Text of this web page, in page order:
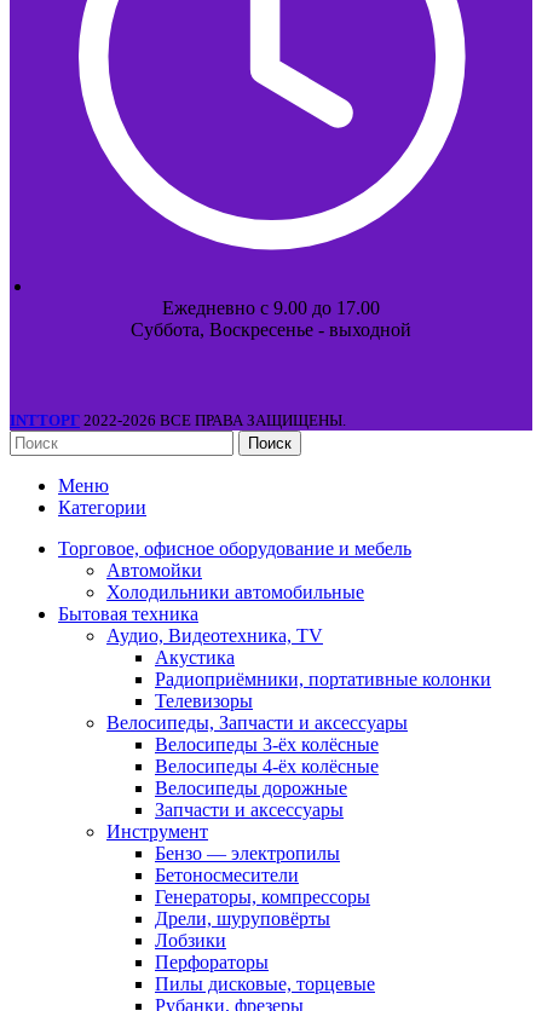
Ежедневно с 9.00 до 17.00
Суббота, Воскресенье - выходной
INTТОРГ 2022-2026 ВСЕ ПРАВА ЗАЩИЩЕНЫ.
Поиск
Меню
Категории
Торговое, офисное оборудование и мебель
Автомойки
Холодильники автомобильные
Бытовая техника
Аудио, Видеотехника, TV
Акустика
Радиоприёмники, портативные колонки
Телевизоры
Велосипеды, Запчасти и аксессуары
Велосипеды 3-ёх колёсные
Велосипеды 4-ёх колёсные
Велосипеды дорожные
Запчасти и аксессуары
Инструмент
Бензо — электропилы
Бетоносмесители
Генераторы, компрессоры
Дрели, шуруповёрты
Лобзики
Перфораторы
Пилы дисковые, торцевые
Рубанки, фрезеры